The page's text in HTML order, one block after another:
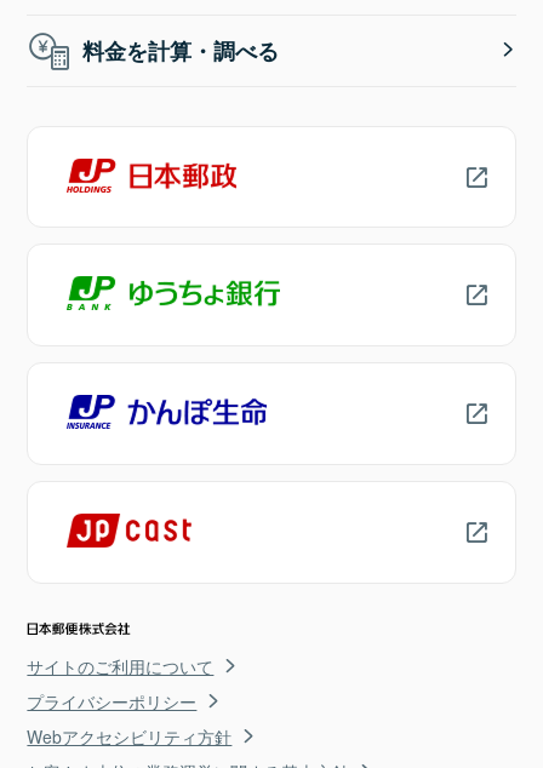
料金を計算・調べる
サイトのご利用について
プライバシーポリシー
Webアクセシビリティ方針